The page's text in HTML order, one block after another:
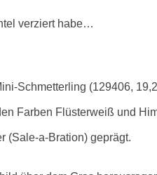
verziert habe…
Schmetterling (129406,
Farben Flüsterweiß und
(Sale-a-Bration) geprägt.